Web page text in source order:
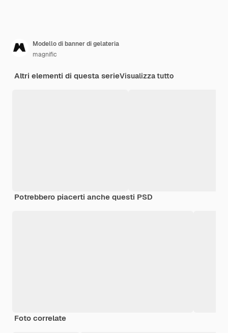
Modello di banner di gelateria
magnific
Altri elementi di questa serieVisualizza tutto
Potrebbero piacerti anche questi PSD
Foto correlate